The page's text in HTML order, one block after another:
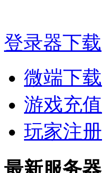
登录器下载
微端下载
游戏充值
玩家注册